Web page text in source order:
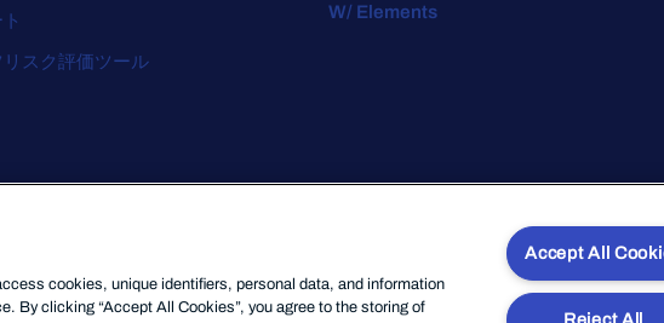
リスク評価ツール
W/ Elements
cookies, unique identifiers, personal data, and information
By clicking “Accept All Cookies”, you agree to the storing of
Accept All
Reject All